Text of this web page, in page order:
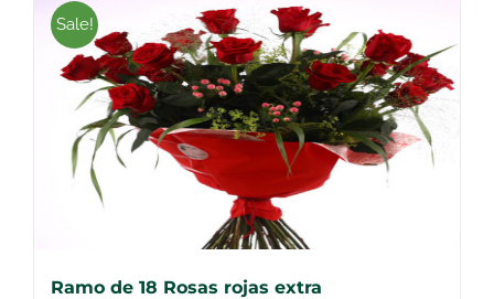
Sale!
Ramo de 18 Rosas rojas extra